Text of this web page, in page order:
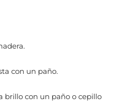
con un paño.
brillo con un paño o cepillo